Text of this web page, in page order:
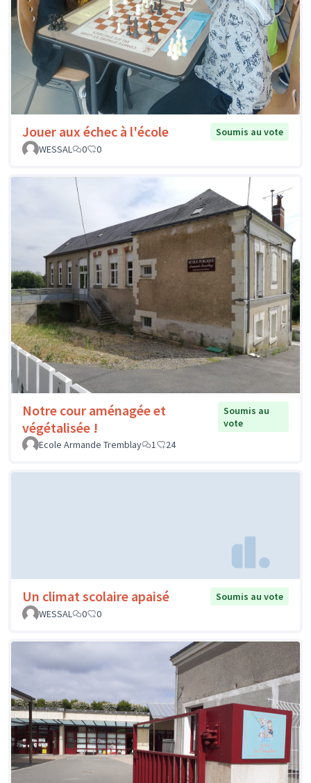
Jouer aux échec à l'école
Soumis au vote
WESSAL
0 0
Notre cour aménagée et
végétalisée !
Soumis au
vote
Ecole Armande Tremblay
1 24
Un climat scolaire apaisé
Soumis au vote
WESSAL
0 0